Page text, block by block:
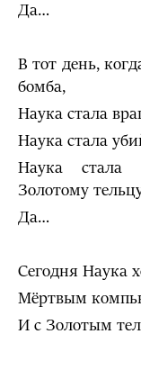
Да…
В тот день,
бомба,
Наука стала
Наука стала
Наука стала
Золотому
Да…
Сегодня Наука
Мёртвым
И с Золотым